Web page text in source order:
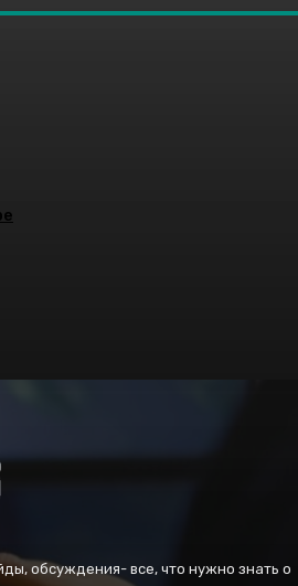
обсуждения- все, что нужно знать о